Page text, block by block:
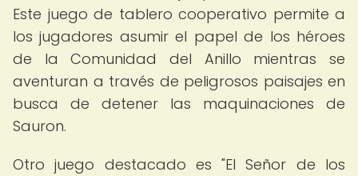
Este juego de tablero cooperativo permite a
los jugadores asumir el papel de los héroes
de la Comunidad del Anillo mientras se
aventuran a través de peligrosos paisajes en
busca de detener las maquinaciones de
Sauron.
Otro juego destacado es "El Señor de los